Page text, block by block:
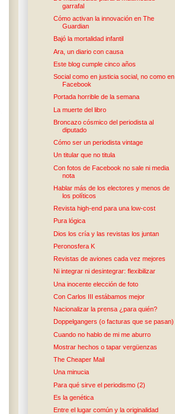
garrafal
Cómo activan la innovación en The
Guardian
Bajó la mortalidad infantil
Ara, un diario con causa
Este blog cumple cinco años
Social como en justicia social, no como en
Facebook
Portada horrible de la semana
La muerte del libro
Broncazo cósmico del periodista al
diputado
Cómo ser un periodista vintage
Un titular que no titula
Con fotos de Facebook no sale ni media
nota
Hablar más de los electores y menos de
los políticos
Revista high-end para una low-cost
Pura lógica
Dios los cría y las revistas los juntan
Peronosfera K
Revistas de aviones cada vez mejores
Ni integrar ni desintegrar: flexibilizar
Una inocente elección de foto
Con Carlos III estábamos mejor
Nacionalizar la prensa ¿para quién?
Doppelgangers (o facturas que se pasan)
Cuando no hablo de mi me aburro
Mostrar hechos o tapar vergüenzas
The Cheaper Mail
Una minucia
Para qué sirve el periodismo (2)
Es la genética
Entre el lugar común y la originalidad